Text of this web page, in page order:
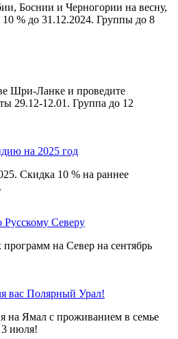
Боснии и Черногории на весну,
% до 31.12.2024. Группы до 8
Шри-Ланке и проведите
29.12-12.01. Группа до 12
на 2025 год
Скидка 10 % на раннее
Русскому Северу
на Север на сентябрь
вас Полярный Урал!
на Ямал с проживанием в семье
3 июля!